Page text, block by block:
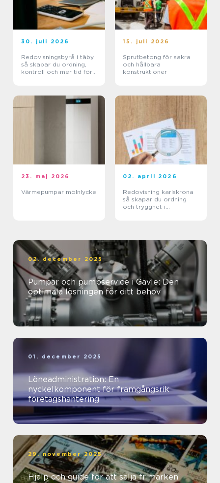
30. juli 2026
Redovisningsbyrå i täby
så skapar du ordning,
kontroll och mer tid för
15. juli 2026
Sprutbetong för säkra
och hållbara
konstruktioner
23. maj 2026
Värmepumpar mölnlycke
02. april 2026
Redovisning karlskrona
så skapar du ordning
och trygghet i
02. december 2025
Pumpar och pumpservice i Gävle: Den
optimala lösningen för ditt behov
01. december 2025
Löneadministration: En
nyckelkomponent för framgångsrik
företagshantering
29. november 2025
Hjälp och guide för att sälja frimärken